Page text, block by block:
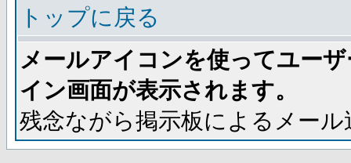
トップに戻る
メールアイコンを使ってユー
イン画面が表示されます。
残念ながら掲示板によるメー